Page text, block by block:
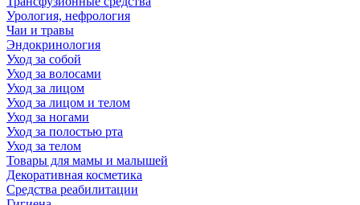
Урология, нефрология
Чаи и травы
Эндокринология
Уход за собой
Уход за волосами
Уход за лицом
Уход за лицом и телом
Уход за ногами
Уход за полостью рта
Уход за телом
Товары для мамы и малышей
Декоративная косметика
Средства реабилитации